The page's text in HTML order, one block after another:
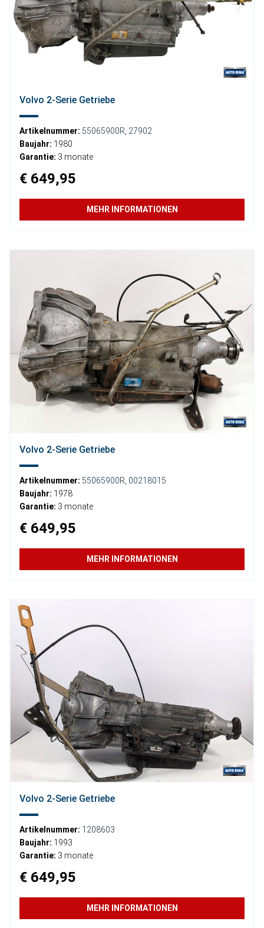
Volvo 2-Serie Getriebe
Artikelnummer: 55065900R 27902
Baujahr: 1980
Garantie: 3 monate
€ 649,95
MEHR INFORMATIONEN
Volvo 2-Serie Getriebe
Artikelnummer: 55065900R 00218015
Baujahr: 1978
Garantie: 3 monate
€ 649,95
MEHR INFORMATIONEN
Volvo 2-Serie Getriebe
Artikelnummer: 1208603
Baujahr: 1993
Garantie: 3 monate
€ 649,95
MEHR INFORMATIONEN